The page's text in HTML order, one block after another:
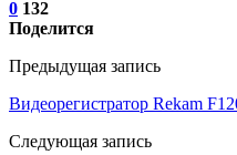
0 132
Поделится
Предыдущая запись
Видеорегистратор Rekam
Следующая запись